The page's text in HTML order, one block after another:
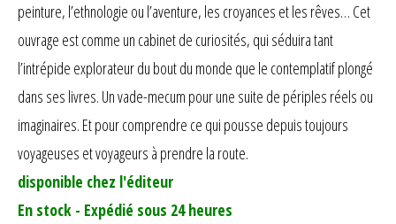
peinture, l’ethnologie ou l’aventure, les croyances et les rêves… Cet
ouvrage est comme un cabinet de curiosités, qui séduira tant
l’intrépide explorateur du bout du monde que le contemplatif plongé
dans ses livres. Un vade-mecum pour une suite de périples réels ou
imaginaires. Et pour comprendre ce qui pousse depuis toujours
voyageuses et voyageurs à prendre la route.
disponible chez l'éditeur
En stock - Expédié sous 24 heures